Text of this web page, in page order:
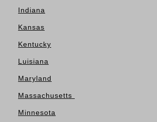
Indiana
Kansas
Kentucky
Luisiana
Maryland
Massachusetts
Minnesota